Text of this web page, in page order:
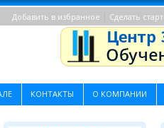
Добавить в избранное Сделать
КОНТАКТЫ О КОМПАНИИ